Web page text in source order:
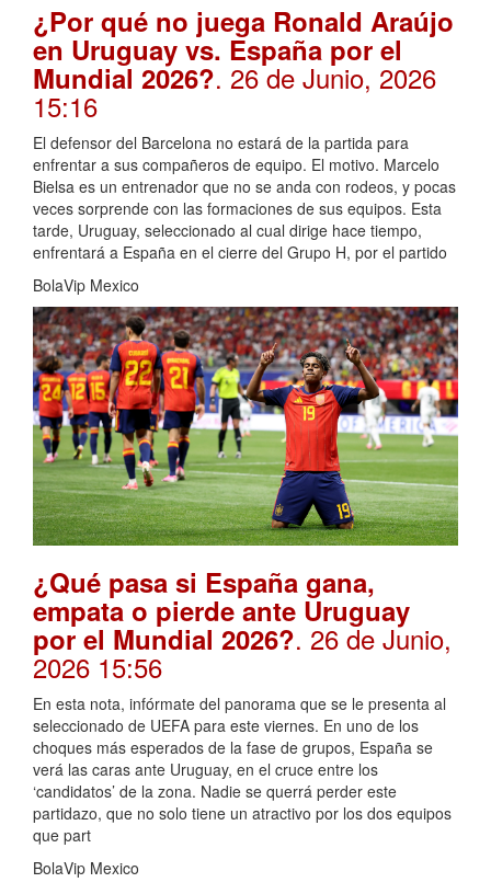
¿Por qué no juega Ronald Araújo
en Uruguay vs. España por el
Mundial 2026?. 26 de Junio, 2026
15:16
El defensor del Barcelona no estará de la partida para
enfrentar a sus compañeros de equipo. El motivo. Marcelo
Bielsa es un entrenador que no se anda con rodeos, y pocas
veces sorprende con las formaciones de sus equipos. Esta
tarde, Uruguay, seleccionado al cual dirige hace tiempo,
enfrentará a España en el cierre del Grupo H, por el partido
BolaVip Mexico
¿Qué pasa si España gana,
empata o pierde ante Uruguay
por el Mundial 2026?. 26 de Junio,
2026 15:56
En esta nota, infórmate del panorama que se le presenta al
seleccionado de UEFA para este viernes. En uno de los
choques más esperados de la fase de grupos, España se
verá las caras ante Uruguay, en el cruce entre los
‘candidatos’ de la zona. Nadie se querrá perder este
partidazo, que no solo tiene un atractivo por los dos equipos
que part
BolaVip Mexico